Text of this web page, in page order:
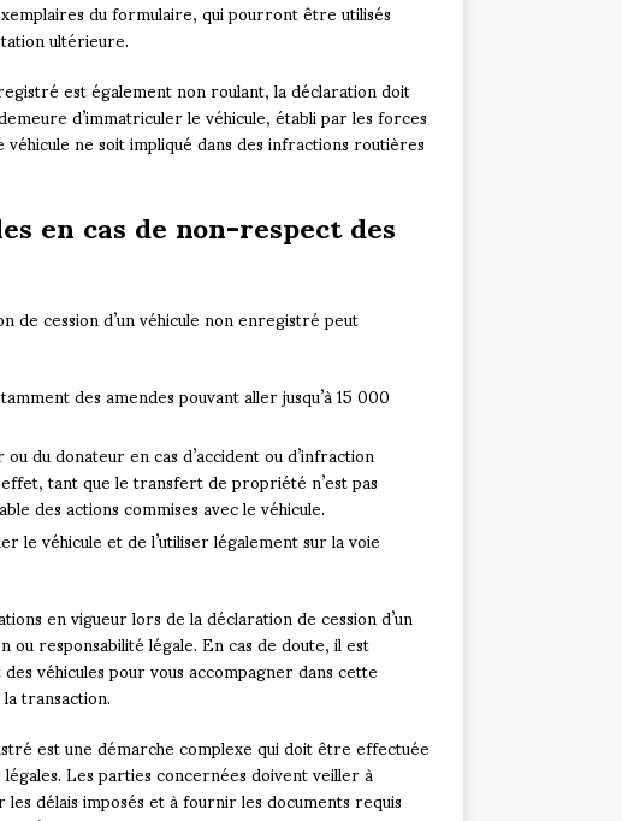
du formulaire, qui pourront être utilisés
ultérieure.
est également non roulant, la déclaration doit
d’immatriculer le véhicule, établi par les forces
ne soit impliqué dans des infractions routières
en cas de non-respect des
cession d’un véhicule non enregistré peut
des amendes pouvant aller jusqu’à 15 000
du donateur en cas d’accident ou d’infraction
tant que le transfert de propriété n’est pas
des actions commises avec le véhicule.
le véhicule et de l’utiliser légalement sur la voie
en vigueur lors de la déclaration de cession d’un
responsabilité légale. En cas de doute, il est
véhicules pour vous accompagner dans cette
transaction.
est une démarche complexe qui doit être effectuée
Les parties concernées doivent veiller à
délais imposés et à fournir les documents requis